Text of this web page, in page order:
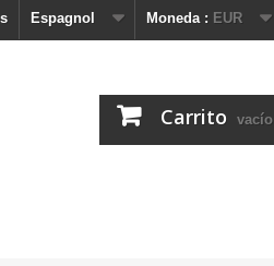
Moneda : EUR
Espagnol
Carrito vacío